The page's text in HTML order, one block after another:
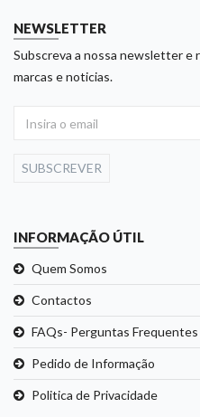
NEWSLETTER
Subscreva a nossa newsletter e
marcas e noticias.
SUBSCREVER
INFORMAÇÃO ÚTIL
Quem Somos
Contactos
FAQs- Perguntas Frequentes
Pedido de Informação
Politica de Privacidade